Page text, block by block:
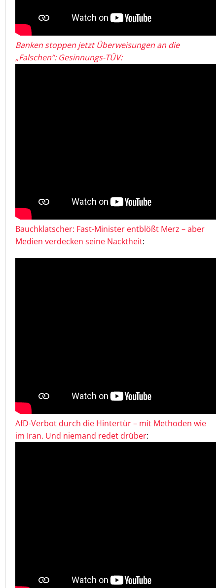
Banken stoppen jetzt Überweisungen an die
„Falschen“: Gesinnungs-TÜV:
Bauchklatscher: Fast-Minister entblößt Merz – aber
Medien verdecken seine Nacktheit:
AfD-Verbot durch die Hintertür – mit Methoden wie
im Iran. Und niemand redet drüber: